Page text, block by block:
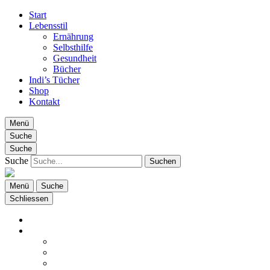
Start
Lebensstil
Ernährung
Selbsthilfe
Gesundheit
Bücher
Indi’s Tücher
Shop
Kontakt
Laden für Gesundheit
Fachgeschäft für gesunde Lebensführung!
Menü
Suche
Suche
Suche
Menü Suche
Laden für Gesundheit
Schliessen